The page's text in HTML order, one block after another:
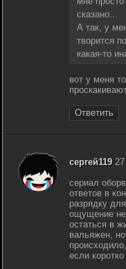
сказано...
А так, у
творится
какая-то
вот у меня
Ответить
сергей11927
сериал
ответов в
разрядку
ощущение не
остаться в
вальяжен,
если